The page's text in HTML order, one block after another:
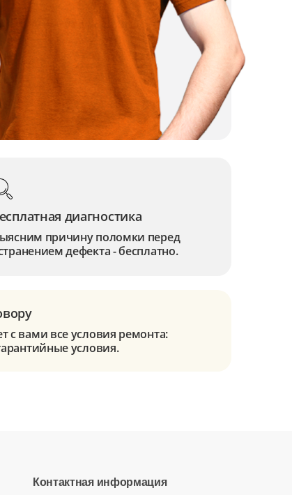
диагностика
причину поломки перед
дефекта - бесплатно.
с вами все условия ремонта:
условия.
Контактная информация